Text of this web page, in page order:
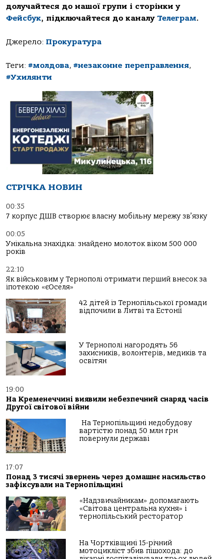
долучайтеся до нашої групи і сторінки у
Фейсбук, підключайтеся до каналу Телеграм.
Джерело: Прокуратура
Теги: #молдова, #незаконне переправлення,
#Ухилянти
СТРІЧКА НОВИН
00:35
7 корпус ДШВ створює власну мобільну мережу зв’язку
00:05
Унікальна знахідка: знайдено молоток віком 500 000
років
22:10
Як військовим у Тернополі отримати перший внесок за
іпотекою «єОселя»
42 дітей із Тернопільської громади
відпочили в Литві та Естонії
У Тернополі нагородять 56
захисників, волонтерів, медиків та
освітян
19:00
На Кременеччині виявили небезпечний снаряд часів
Другої світової війни
На Тернопільщині недобудову
вартістю понад 50 млн грн
повернули державі
17:07
Понад 3 тисячі звернень через домашнє насильство
зафіксували на Тернопільщині
«Надзвичайникам» допомагають
«Світова центральна кухня» і
тернопільський ресторатор
На Чортківщині 15-річний
мотоцикліст збив пішохода: до